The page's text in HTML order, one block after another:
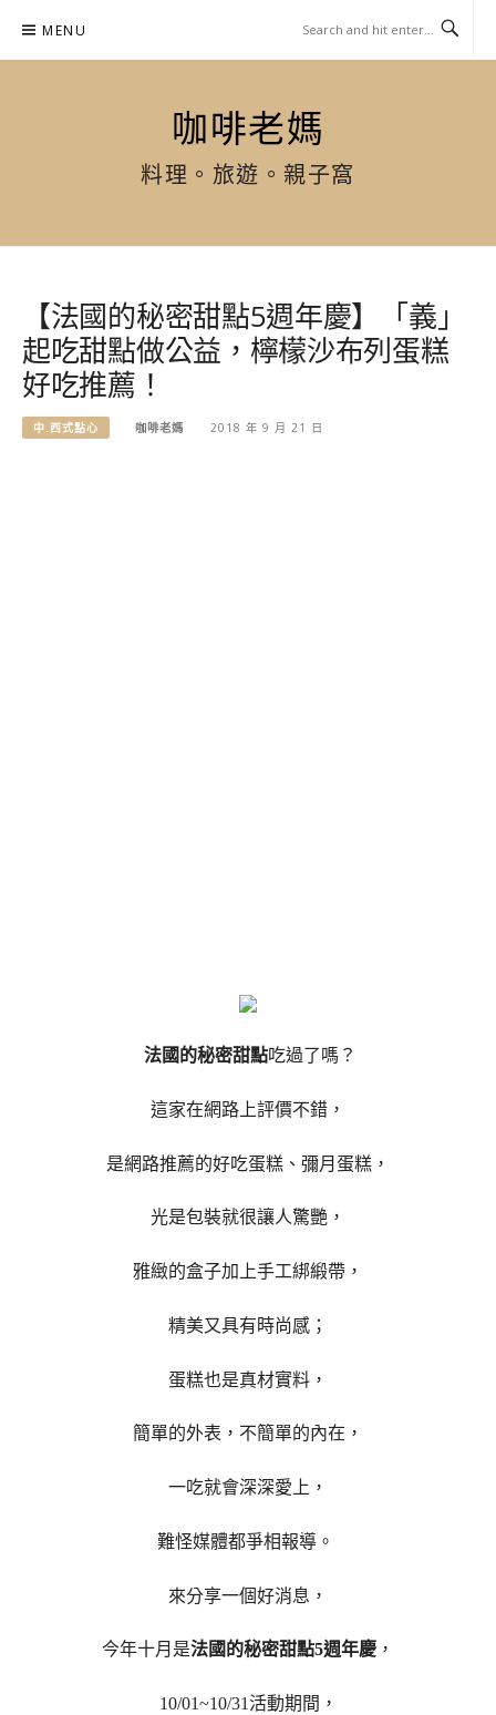
content
MENU
咖啡老媽
料理。旅遊。親子窩
【法國的秘密甜點5週年慶】「義」
起吃甜點做公益，檸檬沙布列蛋糕
好吃推薦！
中.西式點心 咖啡老媽 2018 年 9 月 21 日
法國的秘密甜點吃過了嗎？
這家在網路上評價不錯，
是網路推薦的好吃蛋糕、彌月蛋糕，
光是包裝就很讓人驚艷，
雅緻的盒子加上手工綁緞帶，
精美又具有時尚感；
蛋糕也是真材實料，
簡單的外表，不簡單的內在，
一吃就會深深愛上，
難怪媒體都爭相報導。
來分享一個好消息，
今年十月是法國的秘密甜點5週年慶 ，
10/01~10/31活動期間，